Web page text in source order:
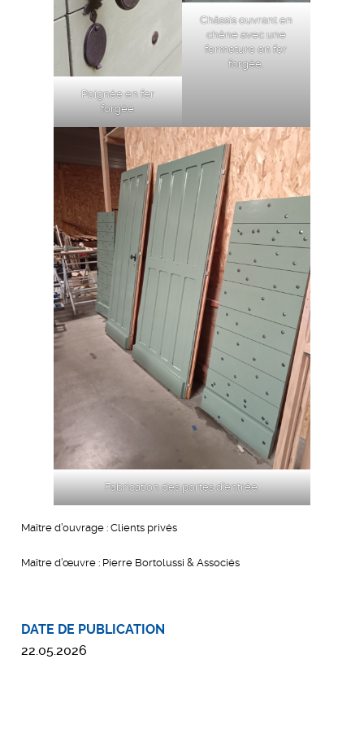
Poignée en fer
forgée.
Châssis ouvrant en
chêne avec une
fermeture en fer
forgée.
Fabrication des portes d’entrée.
Maître d’ouvrage : Clients privés
Maître d’œuvre : Pierre Bortolussi & Associés
DATE DE PUBLICATION
22.05.2026